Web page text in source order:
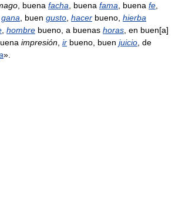
, buena facha , buena fama , buena fe
gana , buen gusto hacer bueno, hierba
hombre bueno, a buenas horas , en buen[a]
impresión ir bueno, buen juicio , de
».